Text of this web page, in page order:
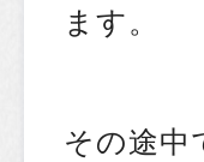
ます。
その途中